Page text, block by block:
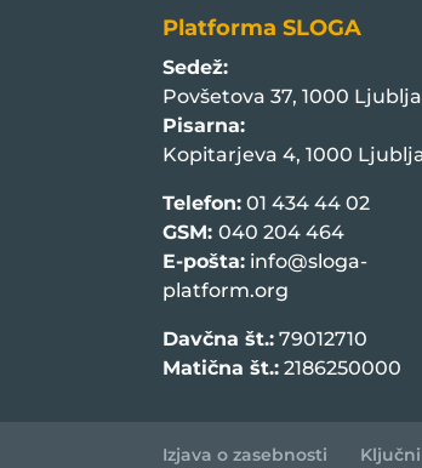
Platforma SLOGA
Sedež:
Povšetova 37, 1000
Pisarna:
Kopitarjeva 4, 1000
Telefon: 01 434 44 02
GSM:040 204 464
E-pošta: info@sloga-
platform.org
Davčna št.: 79012710
Matična št.: 2186250000
Izjava o zasebnosti